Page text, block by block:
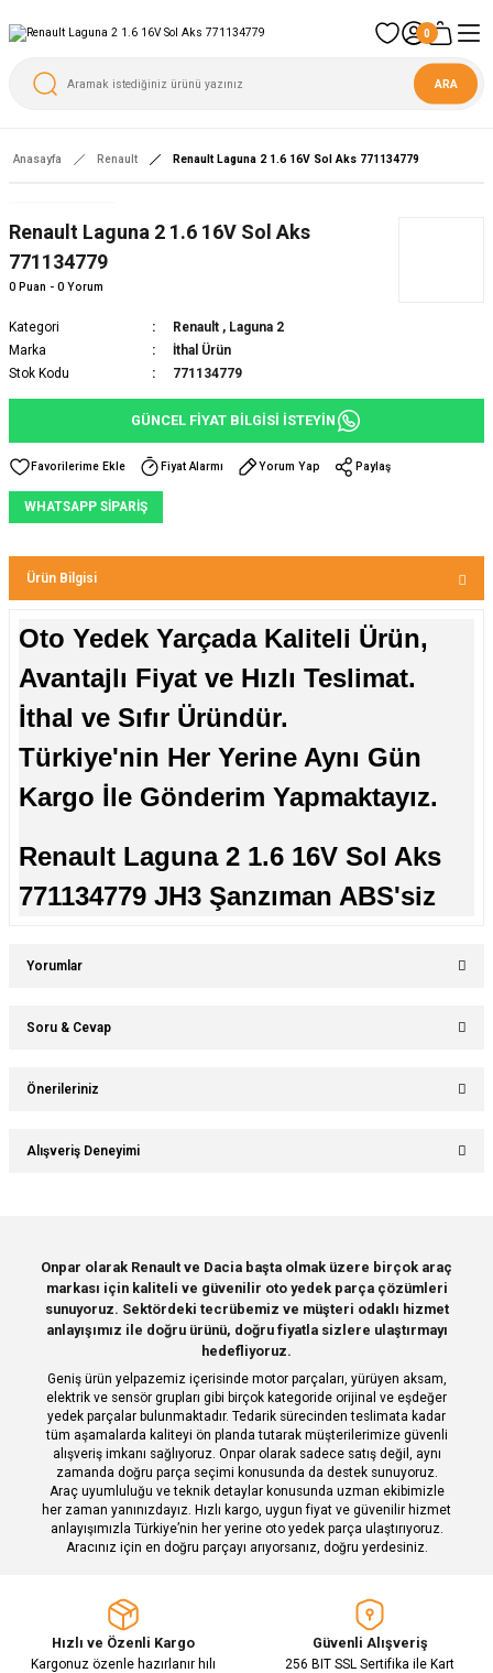
0
ARA
Anasayfa Renault Renault Laguna 2 1.6 16V Sol Aks 771134779
Renault Laguna 2 1.6 16V Sol Aks
771134779
0 Puan - 0 Yorum
Kategori Renault , Laguna 2
Marka
İthal Ürün
Stok Kodu
771134779
GÜNCEL FİYAT BİLGİSİ İSTEYİN
Fiyat Alarmı Yorum Yap Paylaş
WHATSAPP SİPARİŞ
Ürün Bilgisi
Oto Yedek Yarçada Kaliteli Ürün,
Avantajlı Fiyat ve Hızlı Teslimat.
İthal ve Sıfır Üründür.
Türkiye'nin Her Yerine Aynı Gün
Kargo İle Gönderim Yapmaktayız.
Renault Laguna 2 1.6 16V Sol Aks
771134779 JH3 Şanzıman ABS'siz
Yorumlar
Soru & Cevap
Önerileriniz
Bu ürünün fiyat bilgisi, resim, ürün açıklamalarında ve diğer konularda
yetersiz gördüğünüz noktaları öneri formunu kullanarak tarafımıza
Ürün resmi kalitesiz, bozuk veya görüntülenemiyor.
Ürün açıklamasında eksik bilgiler bulunuyor.
Ürün bilgilerinde hatalar bulunuyor.
Ürün fiyatı diğer sitelerden daha pahalı.
Bu ürüne benzer farklı alternatifler olmalı.
Gönder
Alışveriş Deneyimi
Deneyimini Paylaş
Onpar olarak Renault ve Dacia başta olmak üzere birçok araç
markası için kaliteli ve güvenilir oto yedek parça çözümleri
sunuyoruz. Sektördeki tecrübemiz ve müşteri odaklı hizmet
anlayışımız ile doğru ürünü, doğru fiyatla sizlere ulaştırmayı
hedefliyoruz.
Geniş ürün yelpazemiz içerisinde motor parçaları, yürüyen aksam,
elektrik ve sensör grupları gibi birçok kategoride orijinal ve eşdeğer
yedek parçalar bulunmaktadır. Tedarik sürecinden teslimata kadar
tüm aşamalarda kaliteyi ön planda tutarak müşterilerimize güvenli
alışveriş imkanı sağlıyoruz. Onpar olarak sadece satış değil, aynı
zamanda doğru parça seçimi konusunda da destek sunuyoruz.
Araç uyumluluğu ve teknik detaylar konusunda uzman ekibimizle
her zaman yanınızdayız. Hızlı kargo, uygun fiyat ve güvenilir hizmet
anlayışımızla Türkiye’nin her yerine oto yedek parça ulaştırıyoruz.
Aracınız için en doğru parçayı arıyorsanız, doğru yerdesiniz.
Hızlı ve Özenli Kargo
Kargonuz özenle hazırlanır hılı
Güvenli Alışveriş
256 BIT SSL Sertifika ile Kart